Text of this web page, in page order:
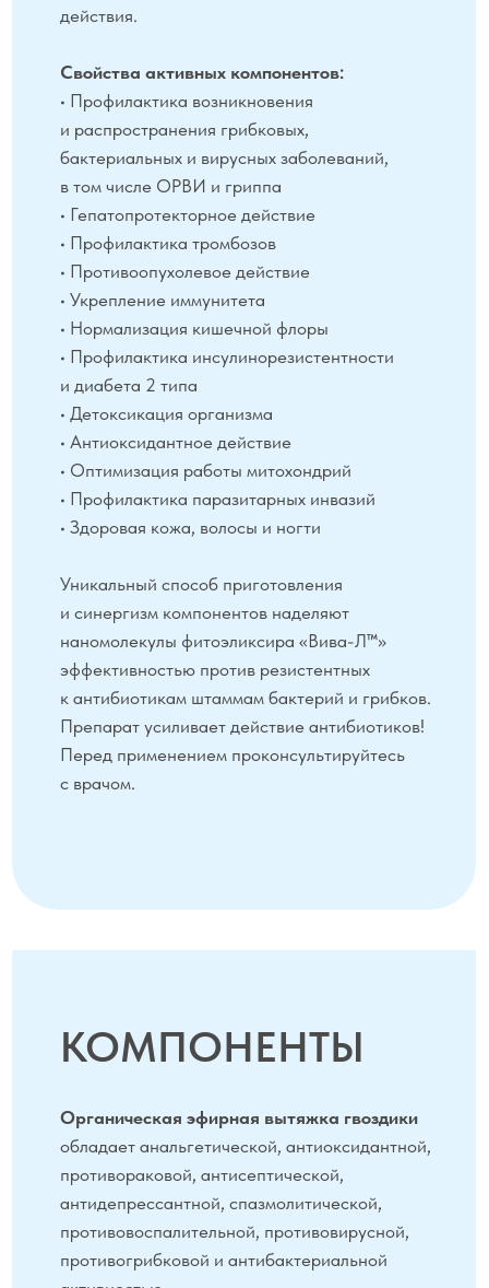
выведению свободных радикалов
и антикоагулянтным эффектом, уменьшает
боль и имеет протекционное действие при
воспалительных ревматических
заболеваниях, обладает противоопухолевым
действием.
Органическая эфирная вытяжка тимьяна
обыкновенного
соединения, обладающие мощной
антиоксидантной, противомикробной
и противопаразитарной активностью. Тимол
и карвакрол в составе масла тимьяна
подавляют рост и разрушают стенки как
грамположительных, так
и грамотрицательных бактерий, подавляют
секрецию провоспалительных цитокинов,
проявляя противовоспалительную функцию.
Органическое кунжутное и соевое масла
холодного отжиманасыщают клетки
витаминами, минералами, ненасыщенными
жирными кислотами и фитонутриентами.
Лагнаны и другие фитокомпоненты в составе
масел обладают антиоксидантным
защищают печень, почки и сердечно-
сосудистую систему, обладают
и противоопухолевым действием.
СОСТАВ
компонент.
Дополнительные
компоненты:вода
подготовленная, гуаровая
камедь, ксантановая камедь.